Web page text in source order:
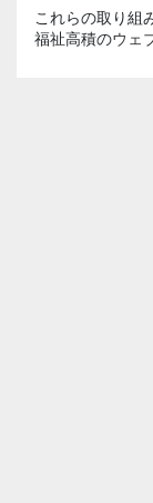
これらの取り組
福祉高積のウェ